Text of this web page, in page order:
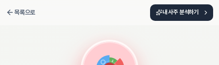
목록으로 내 사주 분석하기